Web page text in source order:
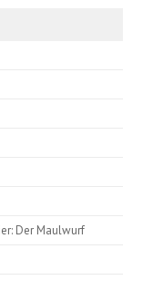
Der Maulwurf